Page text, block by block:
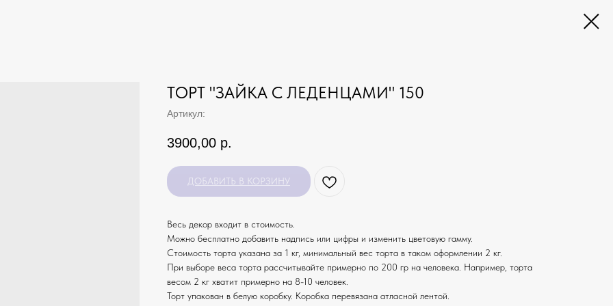
ТОРТ "ЗАЙКА С ЛЕДЕНЦАМИ" 150
Артикул:
3900,00 р.
ДОБАВИТЬ В КОРЗИНУ
Весь декор входит в стоимость.
Можно бесплатно добавить надпись или цифры и изменить цветовую гамму.
Стоимость торта указана за 1 кг, минимальный вес торта в таком оформлении 2 кг.
При выборе веса торта рассчитывайте примерно по 200 гр на человека. Например, торта
весом 2 кг хватит примерно на 8-10 человек.
Торт упакован в белую коробку. Коробка перевязана атласной лентой.